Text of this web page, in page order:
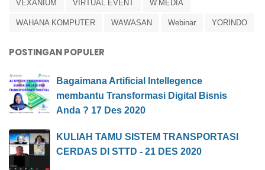
VEXANIUM VIRTUAL EVENT W.MEDIA
WAHANA KOMPUTER WAWASAN Webinar YORINDO
POSTINGAN POPULER
Bagaimana Artificial Intellegence
membantu Transformasi Digital Bisnis
Anda ? 17 Des 2020
KULIAH TAMU SISTEM TRANSPORTASI
CERDAS DI STTD - 21 DES 2020